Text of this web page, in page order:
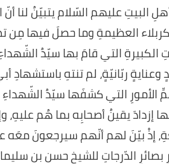
البيتِ عليهم السّلام يتبيّنُ لنا
العظيمةِ وما حصلَ فيها مِن
التي قامَ بها سيّدُ
ربّانيّةٍ، لم تنتهِ باستشهادِ
الأمورِ التي كشفَها سيّدُ
إزدادَ يقينُ أصحابِه بما هُم
إذْ بيّنَ لهم أنّهم سيرجعونَ معَه